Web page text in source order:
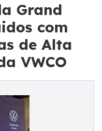
Grand
com
de Alta
VWCO